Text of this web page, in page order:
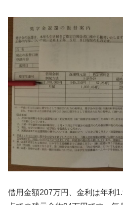
借用金額207万円、金利は年利